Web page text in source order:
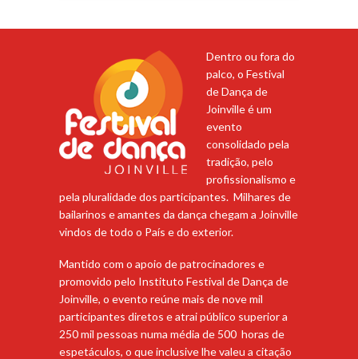
Dentro ou fora do
palco, o Festival
de Dança de
Joinville é um
evento
consolidado pela
tradição, pelo
profissionalismo e
pela pluralidade dos participantes. Milhares de
bailarinos e amantes da dança chegam a Joinville
vindos de todo o País e do exterior.
Mantido com o apoio de patrocinadores e
promovido pelo Instituto Festival de Dança de
Joinville, o evento reúne mais de nove mil
participantes diretos e atrai público superior a
250 mil pessoas numa média de 500 horas de
espetáculos, o que inclusive lhe valeu a citação